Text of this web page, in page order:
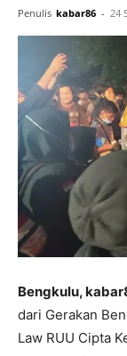
Penulis kabar86 - 24
Bengkulu,
dari Gerakan
Law RUU Cipta